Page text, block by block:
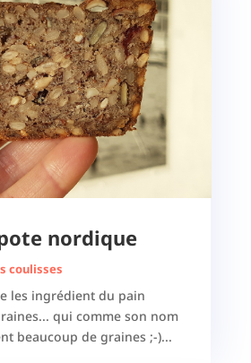
nordique
coulisses
les ingrédient du pain
qui comme son nom
beaucoup de graines ;-)...